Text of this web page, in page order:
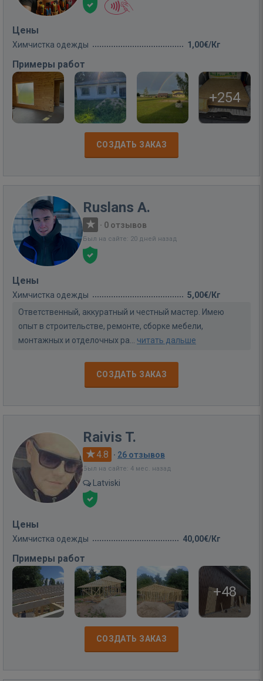
Цены
Химчистка одежды 1,00€/Кг
Примеры работ
+254
СОЗДАТЬ ЗАКАЗ
Ruslans A.
· 0 отзывов
Был на сайте: 20 дней назад
Цены
Химчистка одежды
5,00€/Кг
Ответственный, аккуратный и честный мастер. Имею
опыт в строительстве, ремонте, сборке мебели,
монтажных и отделочных ра... читать дальше
СОЗДАТЬ ЗАКАЗ
Raivis T.
4.8 · 26 отзывов
Был на сайте: 4 мес. назад
Latviski
Цены
Химчистка одежды 40,00€/Кг
Примеры работ
+48
СОЗДАТЬ ЗАКАЗ